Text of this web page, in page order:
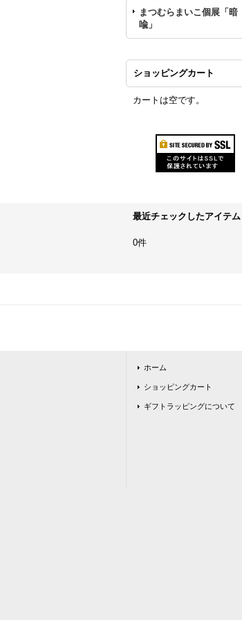
まつむらまいこ個展「暗
喩」
ショッピングカート
カートは空です。
最近チェックしたアイテム
0件
ホーム
ショッピングカート
ギフトラッピングについて